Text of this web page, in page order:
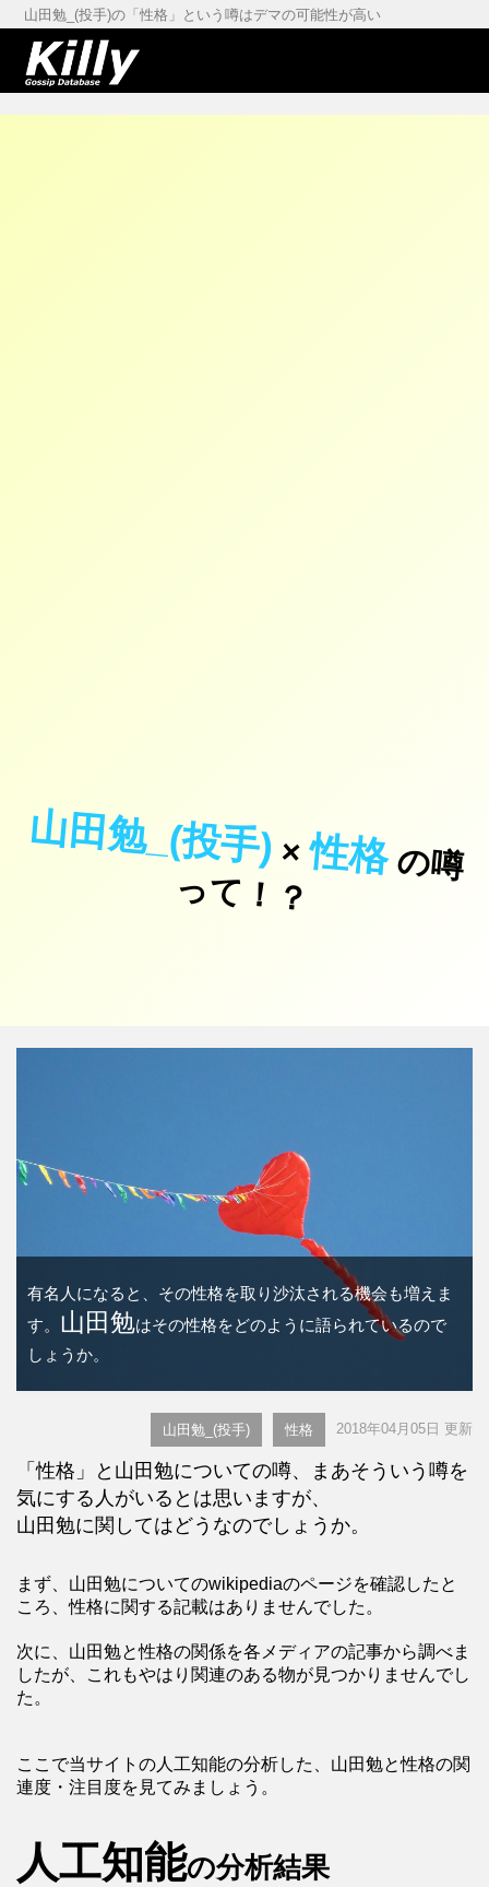
山田勉_(投手)の「性格」という噂はデマの可能性が高い
山田勉_(投手) ×性格の
噂
っ
て
！
？
有名人になると、その性格を取り沙汰される機会も増えま
す。 山田勉はその性格をどのように語られているので
しょうか。
山田勉_(投手) 性格 2018年04月05日 更新
「性格」と山田勉についての噂、まあそういう噂を
気にする人がいるとは思いますが、
山田勉に関してはどうなのでしょうか。
まず、山田勉についてのwikipediaのページを確認したと
ころ、性格に関する記載はありませんでした。
次に、山田勉と性格の関係を各メディアの記事から調べま
したが、これもやはり関連のある物が見つかりませんでし
た。
ここで当サイトの人工知能の分析した、山田勉と性格の関
連度・注目度を見てみましょう。
人工知能の分析結果